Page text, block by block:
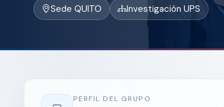
Sede QUITO Investigación UPS
PERFIL DEL GRUPO